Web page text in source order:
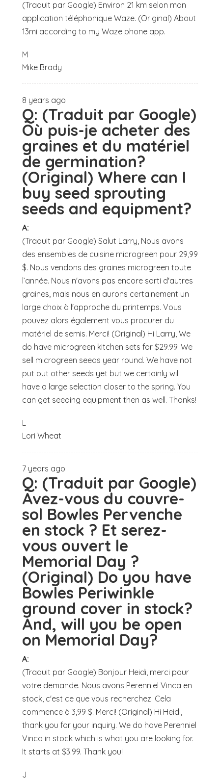
(Traduit par Google) Environ 21 km selon mon
application téléphonique Waze. (Original) About
13mi according to my Waze phone app.
M
Mike Brady
8 years ago
Q: (Traduit par Google)
Où puis-je acheter des
graines et du matériel
de germination?
(Original) Where can I
buy seed sprouting
seeds and equipment?
A:
(Traduit par Google) Salut Larry, Nous avons
des ensembles de cuisine microgreen pour 29,99
$. Nous vendons des graines microgreen toute
l’année. Nous n'avons pas encore sorti d'autres
graines, mais nous en aurons certainement un
large choix à l'approche du printemps. Vous
pouvez alors également vous procurer du
matériel de semis. Merci! (Original) Hi Larry, We
do have microgreen kitchen sets for $29.99. We
sell microgreen seeds year round. We have not
put out other seeds yet but we certainly will
have a large selection closer to the spring. You
can get seeding equipment then as well. Thanks!
L
Lori Wheat
7 years ago
Q: (Traduit par Google)
Avez-vous du couvre-
sol Bowles Pervenche
en stock ? Et serez-
vous ouvert le
Memorial Day ?
(Original) Do you have
Bowles Periwinkle
ground cover in stock?
And, will you be open
on Memorial Day?
A:
(Traduit par Google) Bonjour Heidi, merci pour
votre demande. Nous avons Perenniel Vinca en
stock, c'est ce que vous recherchez. Cela
commence à 3,99 $. Merci! (Original) Hi Heidi,
thank you for your inquiry. We do have Perenniel
Vinca in stock which is what you are looking for.
It starts at $3.99. Thank you!
J